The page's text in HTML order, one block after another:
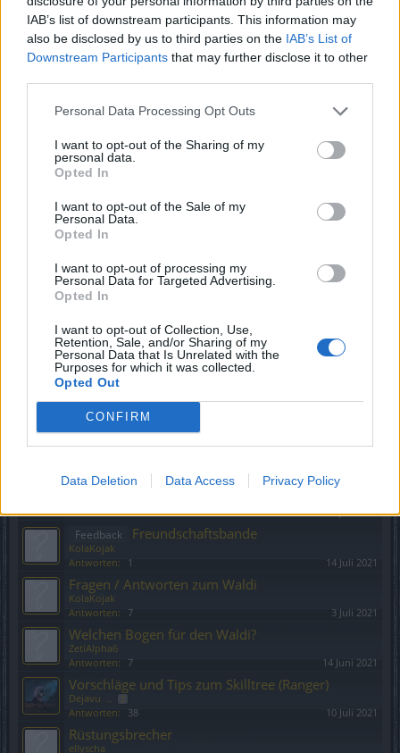
IAB’s list of downstream participants. This information may
also be disclosed by us to third parties on the IAB’s List of
Downstream Participants that may further disclose it to other
Personal Data Processing Opt Outs
I want to opt-out of the Sharing of my
personal data.
Opted In
I want to opt-out of the Sale of my
Personal Data.
Opted In
I want to opt-out of processing my
Personal Data for Targeted Advertising.
Opted In
I want to opt-out of Collection, Use,
Retention, Sale, and/or Sharing of my
Personal Data that Is Unrelated with the
Purposes for which it was collected.
Opted Out
CONFIRM
Data Deletion Data Access Privacy Policy
KolaKojak
Antworten: 8 22 März 2023
Bug Gwenfaras Geisterbogen
KolaKojak
besten spielt?
Antworten:
12 1 Juni 2023
Cuchulains Brustpanzer
Sh1tmaster
Bug Bug-Report-Liveserver
KolaKojak
Antworten:
Hornissen-Skill
KolaKojak
Antworten:
KolaKojak
Antworten: 4 16 August 2021
Support
@Modteam bitte zu Wort melden im
Waldi-Forum !
Antworten:
2
Vorschlag Freundschaftsbande ändern.
KolaKojak
Feedback Synergien beim Waldi
Antworten: 14 9 April 2022
Feedback Freundschaftsbande
KolaKojak
Antworten:
1 14 Juli 2021
Fragen / Antworten zum Waldi
KolaKojak
Antworten:
7 3 Juli 2021
Welchen Bogen für den Waldi?
ZetiAlpha6
Antworten:
7 14 Juni 2021
Vorschläge und Tips zum Skilltree (Ranger)
Dejavu ... 2
Antworten: 38 10 Juli 2021
Rüstungsbrecher
ellyscha